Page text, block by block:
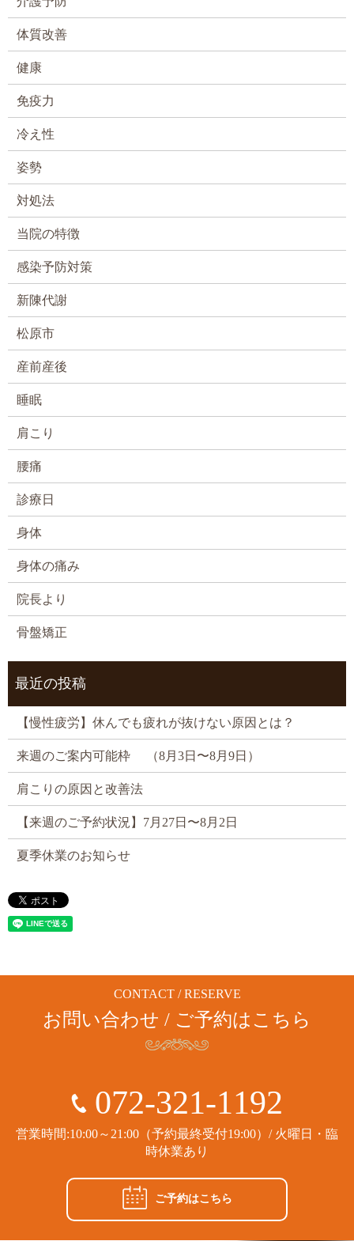
体質改善
健康
免疫力
冷え性
姿勢
対処法
当院の特徴
感染予防対策
新陳代謝
松原市
産前産後
睡眠
肩こり
腰痛
診療日
身体
身体の痛み
院長より
骨盤矯正
最近の投稿
【慢性疲労】休んでも疲れが抜けない原因とは？
来週のご案内可能枠 （8月3日〜8月9日）
肩こりの原因と改善法
【来週のご予約状況】7月27日〜8月2日
夏季休業のお知らせ
CONTACT / RESERVE
お問い合わせ / ご予約はこちら
072-321-1192
営業時間:10:00～21:00（予約最終受付19:00）/ 火曜日・臨
時休業あり
ご予約はこちら